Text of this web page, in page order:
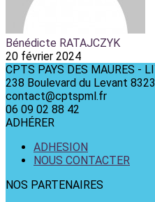
Bénédicte RATAJCZYK
20 février 2024
CPTS PAYS DES MAURES -
238 Boulevard du Levant
contact@cptspml.fr
06 09 02 88 42
ADHÉRER
ADHESION
NOUS CONTACTER
NOS PARTENAIRES